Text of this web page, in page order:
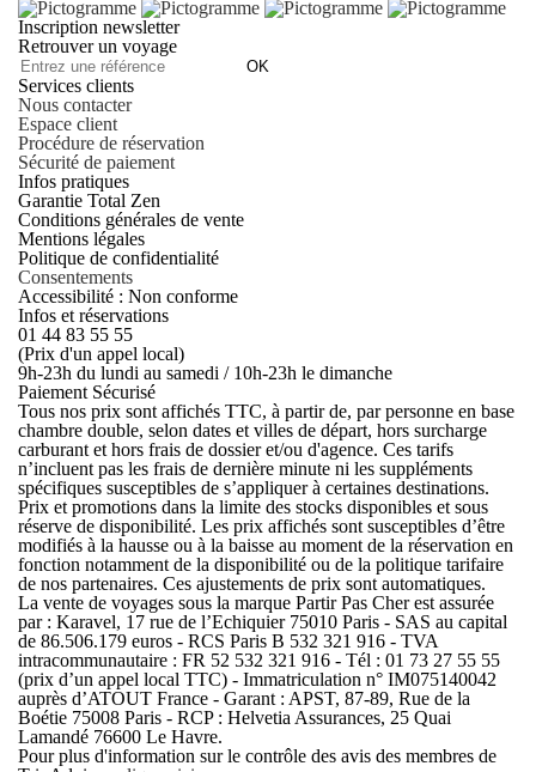
Inscription newsletter
Retrouver un voyage
OK
Services clients
Nous contacter
Espace client
Procédure de réservation
Sécurité de paiement
Infos pratiques
Garantie Total Zen
Conditions générales de vente
Mentions légales
Politique de confidentialité
Consentements
Accessibilité : Non conforme
Infos et réservations
01 44 83 55 55
(Prix d'un appel local)
9h-23h du lundi au samedi / 10h-23h le dimanche
Paiement Sécurisé
Tous nos prix sont affichés TTC, à partir de, par personne en base
chambre double, selon dates et villes de départ, hors surcharge
carburant et hors frais de dossier et/ou d'agence. Ces tarifs
n’incluent pas les frais de dernière minute ni les suppléments
spécifiques susceptibles de s’appliquer à certaines destinations.
Prix et promotions dans la limite des stocks disponibles et sous
réserve de disponibilité. Les prix affichés sont susceptibles d’être
modifiés à la hausse ou à la baisse au moment de la réservation en
fonction notamment de la disponibilité ou de la politique tarifaire
de nos partenaires. Ces ajustements de prix sont automatiques.
La vente de voyages sous la marque Partir Pas Cher est assurée
par : Karavel, 17 rue de l’Echiquier 75010 Paris - SAS au capital
de 86.506.179 euros - RCS Paris B 532 321 916 - TVA
intracommunautaire : FR 52 532 321 916 - Tél : 01 73 27 55 55
(prix d’un appel local TTC) - Immatriculation n° IM075140042
auprès d’ATOUT France - Garant : APST, 87-89, Rue de la
Boétie 75008 Paris - RCP : Helvetia Assurances, 25 Quai
Lamandé 76600 Le Havre.
Pour plus d'information sur le contrôle des avis des membres de